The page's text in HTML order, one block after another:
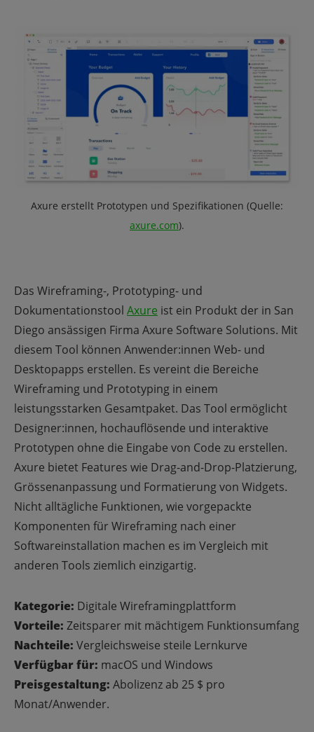
Axure erstellt Prototypen und Spezifikationen (Quelle:
axure.com).
Das Wireframing-, Prototyping- und
Dokumentationstool Axure ist ein Produkt der in San
Diego ansässigen Firma Axure Software Solutions. Mit
diesem Tool können Anwender:innen Web- und
Desktopapps erstellen. Es vereint die Bereiche
Wireframing und Prototyping in einem
leistungsstarken Gesamtpaket. Das Tool ermöglicht
Designer:innen, hochauflösende und interaktive
Prototypen ohne die Eingabe von Code zu erstellen.
Axure bietet Features wie Drag-and-Drop-Platzierung,
Grössenanpassung und Formatierung von Widgets.
Nicht alltägliche Funktionen, wie vorgepackte
Komponenten für Wireframing nach einer
Softwareinstallation machen es im Vergleich mit
anderen Tools ziemlich einzigartig.
Kategorie: Digitale Wireframingplattform
Vorteile: Zeitsparer mit mächtigem Funktionsumfang
Nachteile: Vergleichsweise steile Lernkurve
Verfügbar für: macOS und Windows
Preisgestaltung: Abolizenz ab 25 $ pro
Monat/Anwender.